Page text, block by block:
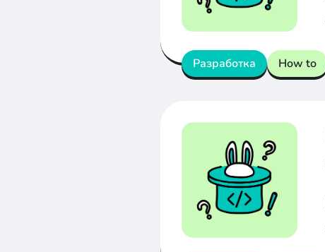
Разработка How to